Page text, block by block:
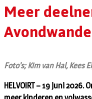
Meer
Foto’s; Kim van Hal, Kees
HELVOIRT – 19 juni